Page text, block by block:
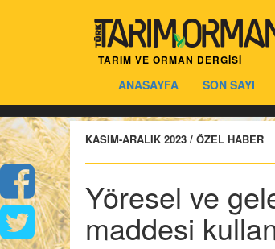
TARIM VE ORMAN DERGİSİ
ANASAYFA SON SAYI
KASIM-ARALIK 2023 / ÖZEL HABER
Yöresel ve
maddesi